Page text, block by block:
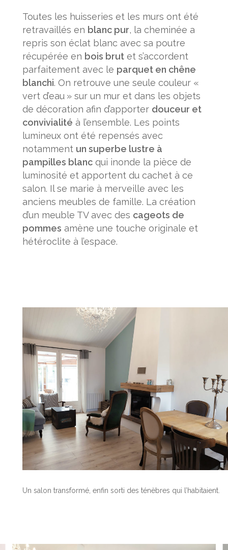
Toutes les huisseries et les murs ont été
retravaillés en blanc pur, la cheminée a
repris son éclat blanc avec sa poutre
récupérée en bois brutet s’accordent
parfaitement avec le parquet en chêne
blanchi. On retrouve une seule couleur «
vert d’eau » sur un mur et dans les objets
de décoration afin d’apporter douceur et
convivialité à l’ensemble. Les points
lumineux ont été repensés avec
notamment un superbe lustre à
pampilles blancqui inonde la pièce de
luminosité et apportent du cachet à ce
salon. Il se marie à merveille avec les
anciens meubles de famille. La création
d’un meuble TV avec des cageots de
pommes amène une touche originale et
hétéroclite à l’espace.
Un salon transformé, enfin sorti des ténèbres qui l’habitaient.